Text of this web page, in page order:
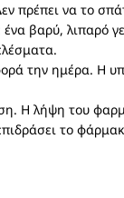
πρέπει να το
βαρύ, λιπαρό
την ημέρα. Η
Η λήψη του
το